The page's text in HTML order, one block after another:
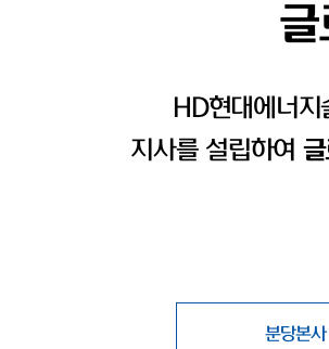
글
HD현대에너
지사를 설립하여
분당본사